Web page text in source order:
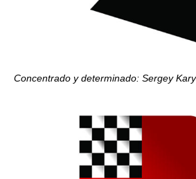
Concentrado y determinado: Sergey